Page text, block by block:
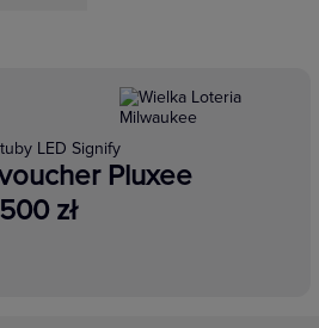
LED Signify
Pluxee
zł